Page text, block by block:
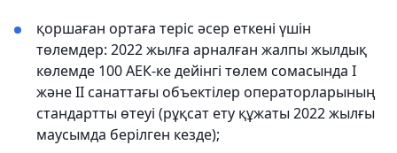
қоршаған ортаға теріс әсер еткені үшін
төлемдер: 2022 жылға арналған жалпы жылдық
көлемде 100 АЕК-ке дейінгі төлем сомасында I
және II санаттағы объектілер операторларының
стандартты өтеуі (рұқсат ету құжаты 2022 жылғы
маусымда берілген кезде);